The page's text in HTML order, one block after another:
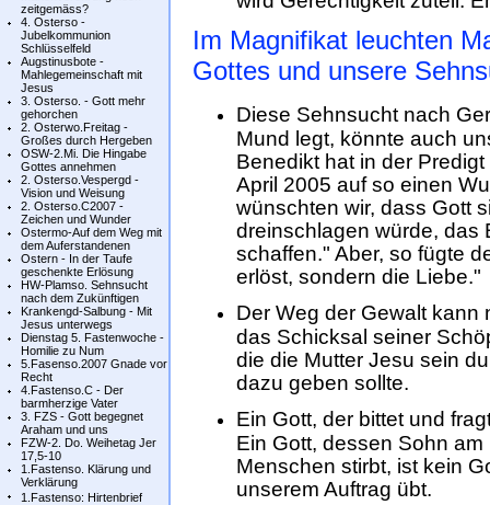
zeitgemäss?
4. Osterso -
Jubelkommunion
Schlüsselfeld
Augstinusbote -
Mahlegemeinschaft mit
Jesus
3. Osterso. - Gott mehr
gehorchen
2. Osterwo.Freitag -
Großes durch Hergeben
OSW-2.Mi. Die Hingabe
Gottes annehmen
2. Osterso.Vespergd -
Vision und Weisung
2. Osterso.C2007 -
Zeichen und Wunder
Ostermo-Auf dem Weg mit
dem Auferstandenen
Ostern - In der Taufe
geschenkte Erlösung
HW-Plamso. Sehnsucht
nach dem Zukünftigen
Krankengd-Salbung - Mit
Jesus unterwegs
Dienstag 5. Fastenwoche -
Homilie zu Num
5.Fasenso.2007 Gnade vor
Recht
4.Fastenso.C - Der
barmherzige Vater
3. FZS - Gott begegnet
Araham und uns
FZW-2. Do. Weihetag Jer
17,5-10
1.Fastenso. Klärung und
Verklärung
1.Fastenso: Hirtenbrief
Im Magnifikat leuchten
Gottes und unsere
Diese Sehnsucht nach
Mund legt, könnte auch
Benedikt hat in der
April 2005 auf so einen
wünschten wir, dass Gott
dreinschlagen würde, das
schaffen." Aber, so fügte
erlöst, sondern die Liebe."
Der Weg der Gewalt kann
das Schicksal seiner
die die Mutter Jesu sein
dazu geben sollte.
Ein Gott, der bittet und
Ein Gott, dessen Sohn
Menschen stirbt, ist kein
unserem Auftrag übt.